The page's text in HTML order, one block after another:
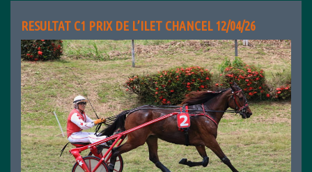
RESULTAT C1 PRIX DE L’ILET CHANCEL 12/04/26